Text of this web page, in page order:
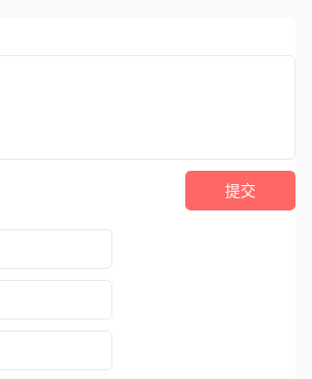
提交